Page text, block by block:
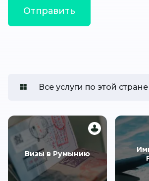
Все услуги по этой стране
Визы в Румынию